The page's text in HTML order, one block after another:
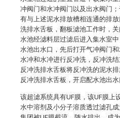
冲阀门和水冲阀门以及出水阀门
有与上述泥水排放槽相连通的排
洗排水舌板，翻板滤池工作时，
水池经滤料层过滤后进入集水室
水池出水口，先后打开气冲阀门
水冲和水冲进行反冲洗，反冲洗
反冲洗排水舌板将反冲洗的泥水
反冲洗排水舌板，开启配水池出水
该超滤系统具有UF膜，该UF膜上
水中溶剂及小分子溶质透过滤孔